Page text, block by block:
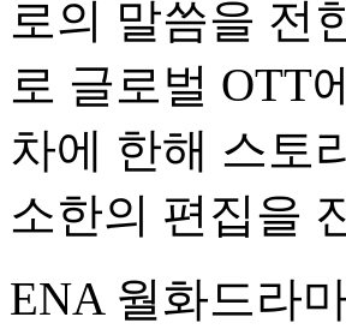
로의 말씀을 전
로 글로벌 OTT
차에 한해 스토
소한의 편집을
ENA 월화드라